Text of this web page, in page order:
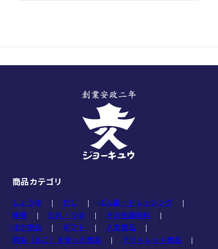
商品カテゴリ
しょうゆ だし
ぽん酢・ドレッシング
味噌
たれ・つゆ
その他調味料
ほか商品
ギフト
人気商品
飛魚（あご）を使った商品
アウトレット商品